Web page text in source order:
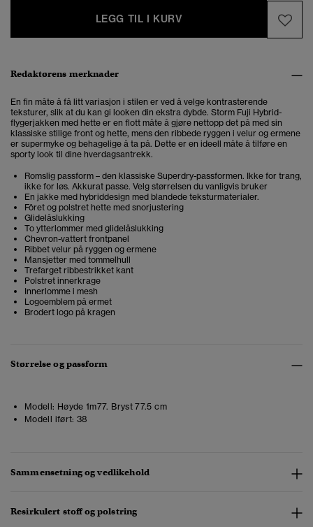
LEGG TIL I KURV
Redaktørens merknader
En fin måte å få litt variasjon i stilen er ved å velge kontrasterende
teksturer, slik at du kan gi looken din ekstra dybde. Storm Fuji Hybrid-
flygerjakken med hette er en flott måte å gjøre nettopp det på med sin
klassiske stilige front og hette, mens den ribbede ryggen i velur og ermene
er supermyke og behagelige å ta på. Dette er en ideell måte å tilføre en
sporty look til dine hverdagsantrekk.
Romslig passform – den klassiske Superdry-passformen. Ikke for trang,
ikke for løs. Akkurat passe. Velg størrelsen du vanligvis bruker
En jakke med hybriddesign med blandede teksturmaterialer.
Fôret og polstret hette med snorjustering
Glidelåslukking
To ytterlommer med glidelåslukking
Chevron-vattert frontpanel
Ribbet velur på ryggen og ermene
Mansjetter med tommelhull
Trefarget ribbestrikket kant
Polstret innerkrage
Innerlomme i mesh
Logoemblem på ermet
Brodert logo på kragen
Størrelse og passform
Modell: Høyde 1m77. Bryst 77.5 cm
Modell iført: 38
Sammensetning og vedlikehold
Resirkulert stoff og polstring